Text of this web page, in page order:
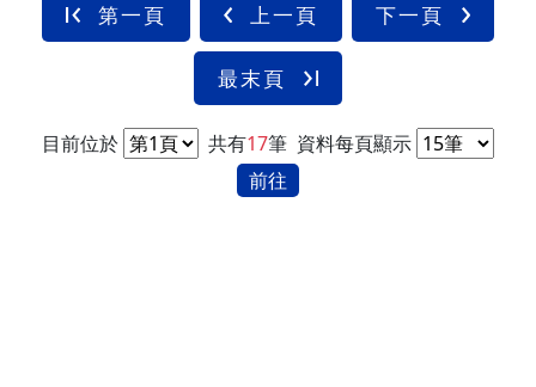
第一頁 上一頁 下一頁
最末頁
目前位於 共有17筆 資料每頁顯示
前往